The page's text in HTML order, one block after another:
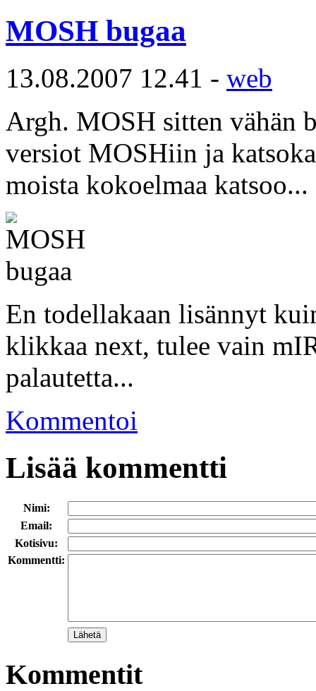
MOSH bugaa
13.08.2007 12.41 - web
Argh. MOSH sitten vähän
versiot MOSHiin ja
moista kokoelmaa katsoo...
En todellakaan lisännyt
klikkaa next, tulee vain
palautetta...
Kommentoi
Lisää kommentti
Nimi:
Email:
Kotisivu:
Kommentti:
Kommentit